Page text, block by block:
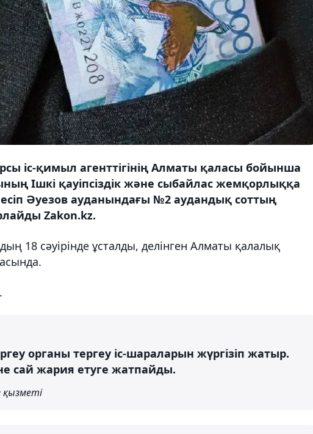
іс-қимыл агенттігінің Алматы қаласы бойынша
Ішкі қауіпсіздік және сыбайлас жемқорлыққа
Әуезов ауданындағы №2 аудандық соттың
Zakon.kz.
18 сәуірінде ұсталды, делінген Алматы қалалық
органы тергеу іс-шараларын жүргізіп жатыр.
сай жария етуге жатпайды.